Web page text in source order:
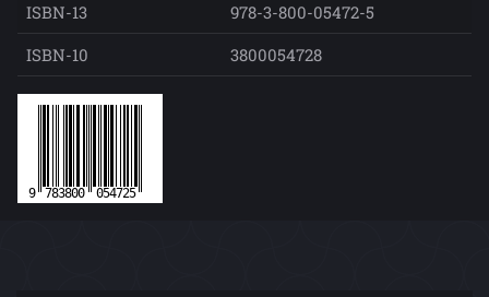
ISBN-13
978-3-800-05472-5
ISBN-10
3800054728